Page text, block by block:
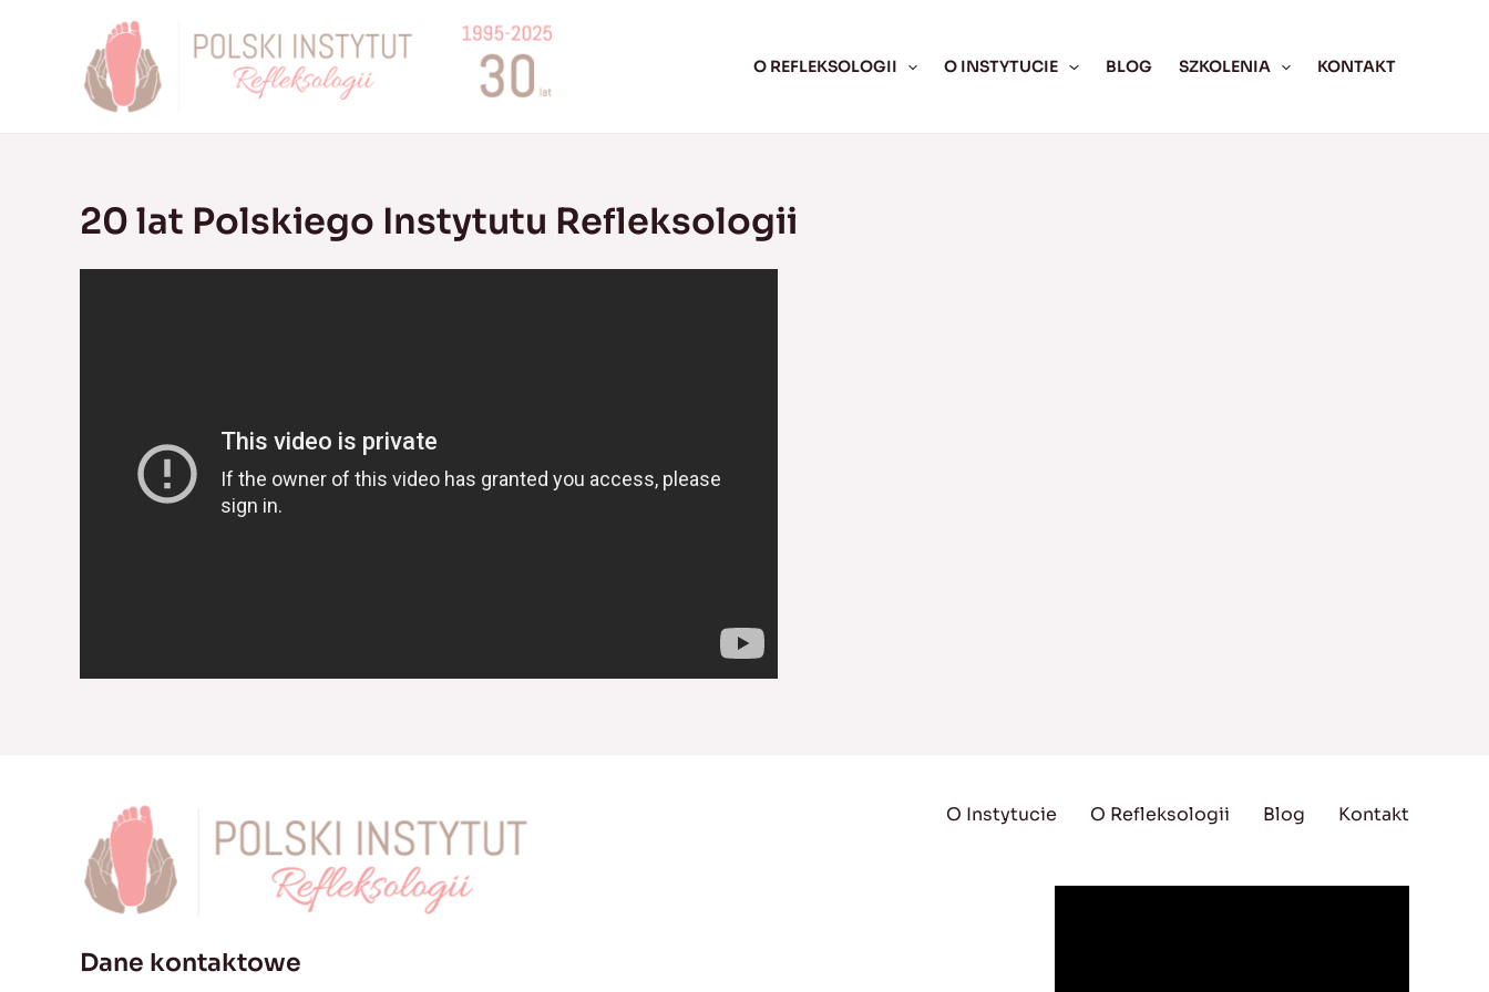
O REFLEKSOLOGII O INSTYTUCIE BLOG SZKOLENIA KONTAKT
20 lat Polskiego Instytutu Refleksologii
Dane kontaktowe
O Instytucie O Refleksologii Blog Kontakt